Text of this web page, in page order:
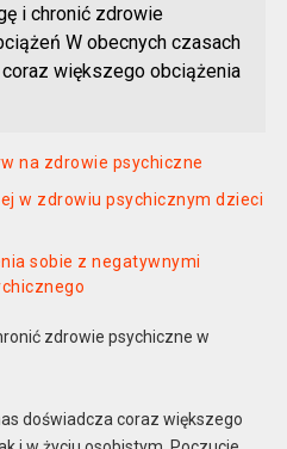
i chronić zdrowie
W obecnych czasach
większego obciążenia
na zdrowie psychiczne
w zdrowiu psychicznym dzieci
sobie z negatywnymi
zdrowie psychiczne w
doświadcza coraz większego